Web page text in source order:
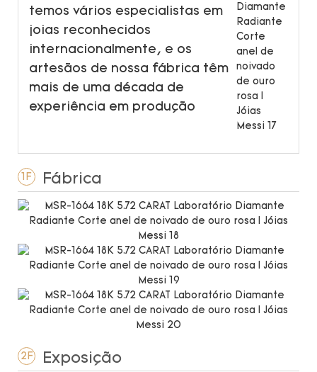
temos vários especialistas em
joias reconhecidos
internacionalmente, e os
artesãos de nossa fábrica têm
mais de uma década de
experiência em produção
1F Fábrica
2F Exposição